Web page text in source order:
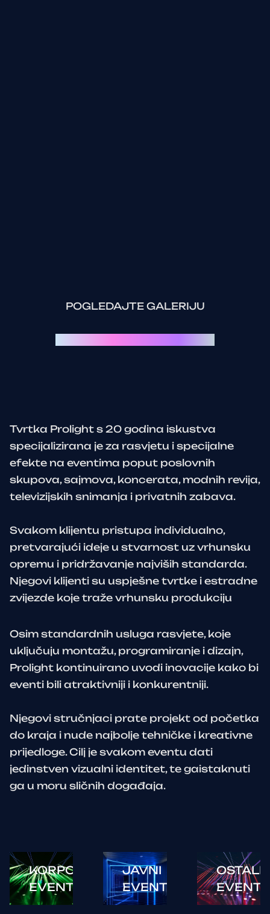
POGLEDAJTE GALERIJU
Tvrtka Prolight s 20 godina iskustva
specijalizirana je za rasvjetu i specijalne
efekte na eventima poput poslovnih
skupova, sajmova, koncerata, modnih revija,
televizijskih snimanja i privatnih zabava.
Svakom klijentu pristupa individualno,
pretvarajući ideje u stvarnost uz vrhunsku
opremu i pridržavanje najviših standarda.
Njegovi klijenti su uspješne tvrtke i estradne
zvijezde koje traže vrhunsku produkciju
Osim standardnih usluga rasvjete, koje
uključuju montažu, programiranje i dizajn,
Prolight kontinuirano uvodi inovacije kako bi
eventi bili atraktivniji i konkurentniji.
Njegovi stručnjaci prate projekt od početka
do kraja i nude najbolje tehničke i kreativne
prijedloge. Cilj je svakom eventu dati
jedinstven vizualni identitet, te gaistaknuti
ga u moru sličnih događaja.
KORPORATIVNI
EVENTI
JAVNI
EVENTI
OSTALI
EVENTI